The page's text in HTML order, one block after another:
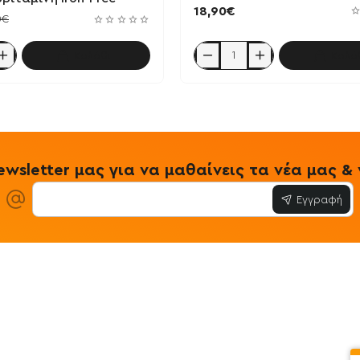
18,90€
Multivitamin
for
μας για να μαθαίνεις τα νέα μας
Εγγραφή